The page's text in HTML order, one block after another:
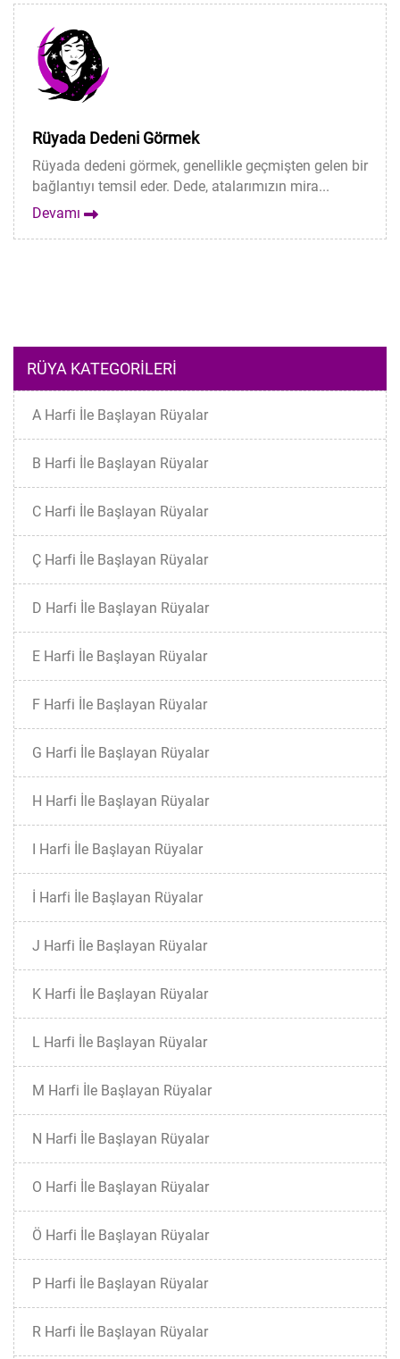
Rüyada Dedeni Görmek
Rüyada dedeni görmek, genellikle geçmişten gelen bir
bağlantıyı temsil eder. Dede, atalarımızın mira...
Devamı
RÜYA KATEGORILERI
A Harfi İle Başlayan Rüyalar
B Harfi İle Başlayan Rüyalar
C Harfi İle Başlayan Rüyalar
Ç Harfi İle Başlayan Rüyalar
D Harfi İle Başlayan Rüyalar
E Harfi İle Başlayan Rüyalar
F Harfi İle Başlayan Rüyalar
G Harfi İle Başlayan Rüyalar
H Harfi İle Başlayan Rüyalar
I Harfi İle Başlayan Rüyalar
İ Harfi İle Başlayan Rüyalar
J Harfi İle Başlayan Rüyalar
K Harfi İle Başlayan Rüyalar
L Harfi İle Başlayan Rüyalar
M Harfi İle Başlayan Rüyalar
N Harfi İle Başlayan Rüyalar
O Harfi İle Başlayan Rüyalar
Ö Harfi İle Başlayan Rüyalar
P Harfi İle Başlayan Rüyalar
R Harfi İle Başlayan Rüyalar